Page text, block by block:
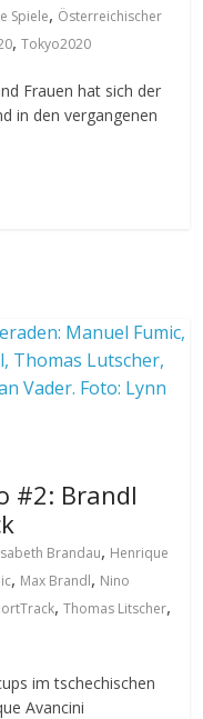
Spiele, Österreichischer
, Tokyo2020
Frauen hat sich der
in den vergangenen
#2: Brandl
Brandau, Henrique
, Max Brandl, Nino
, Thomas Litscher,
im tschechischen
Avancini